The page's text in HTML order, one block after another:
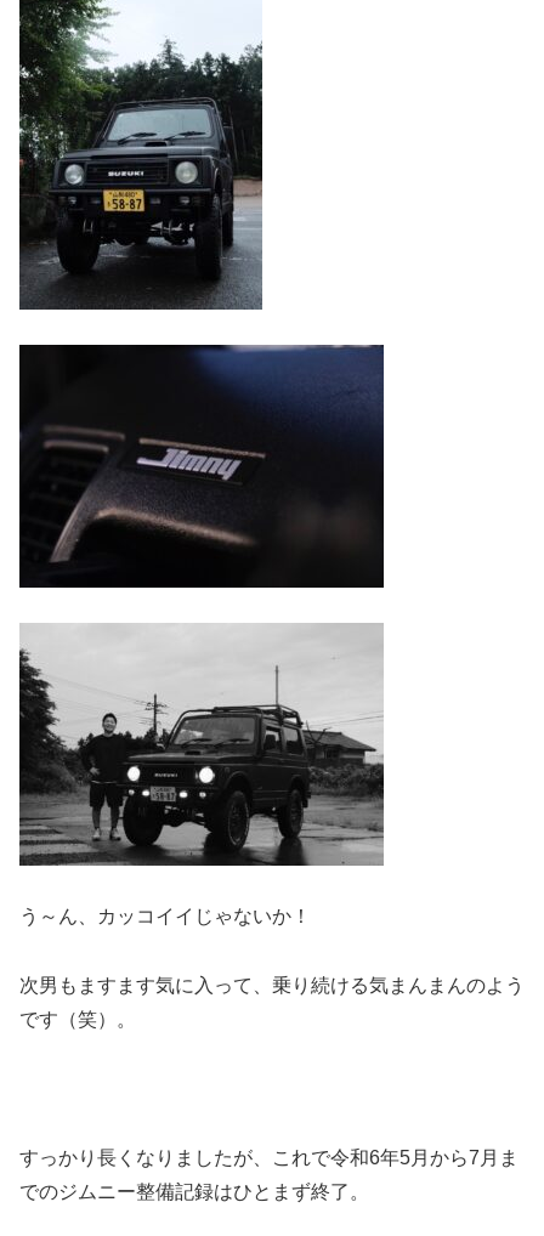
う～ん、カッコイイじゃないか！
次男もますます気に入って、乗り続ける気まんまんのよう
です（笑）。
すっかり長くなりましたが、これで令和6年5月から7月ま
でのジムニー整備記録はひとまず終了。